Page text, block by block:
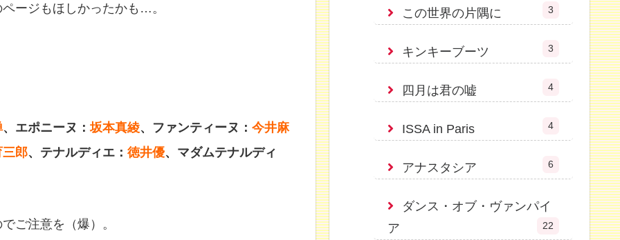
ージもほしかったかも…。
、エポニーヌ：坂本真綾、ファンティーヌ： 今井麻
三郎、テナルディエ： 徳井優、マダムテナルディ
ご注意を（爆）。
この世界の片隅に 3
キンキーブーツ 3
四月は君の嘘 4
ISSA in Paris 4
アナスタシア 6
ダンス・オブ・ヴァンパイ
ア
22